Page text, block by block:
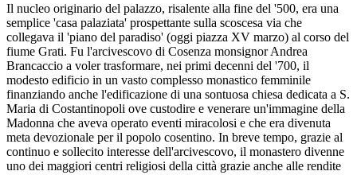
Il nucleo originario del palazzo, risalente alla fine del '500, era una
semplice 'casa palaziata' prospettante sulla scoscesa via che
collegava il 'piano del paradiso' (oggi piazza XV marzo) al corso del
fiume Grati. Fu l'arcivescovo di Cosenza monsignor Andrea
Brancaccio a voler trasformare, nei primi decenni del '700, il
modesto edificio in un vasto complesso monastico femminile
finanziando anche l'edificazione di una sontuosa chiesa dedicata a S.
Maria di Costantinopoli ove custodire e venerare un'imma­gine della
Madonna che aveva operato eventi miracolosi e che era divenuta
meta devozionale per il popolo cosentino. In breve tempo, grazie al
continuo e sollecito interesse dell'arci­vescovo, il monastero divenne
uno dei maggiori centri religiosi della città grazie anche alle rendite